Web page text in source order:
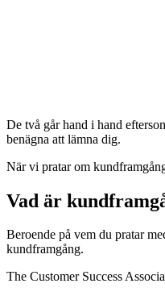
De två går hand i hand
benägna att lämna dig.
När vi pratar om
Vad är
Beroende på vem du pratar
kundframgång.
The Customer Success